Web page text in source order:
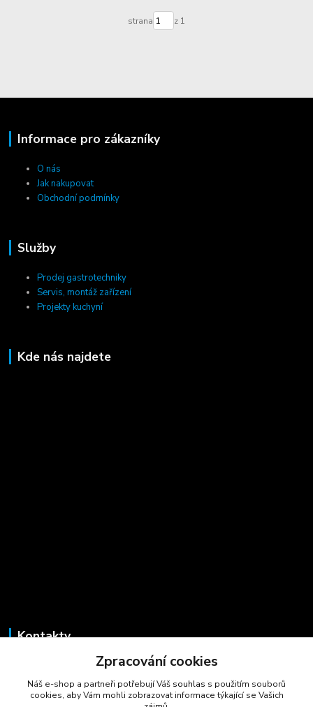
strana z 1
Informace pro zákazníky
O nás
Jak nakupovat
Obchodní podmínky
Služby
Prodej gastrotechniky
Servis, montáž zařízení
Projekty kuchyní
Kde nás najdete
Kontakty
+420 723 725 881
(Po-Pá, 8-16 hod.)
Zpracování cookies
Náš e-shop a partneři potřebují Váš souhlas s použitím souborů
cookies, aby Vám mohli zobrazovat informace týkající se Vašich